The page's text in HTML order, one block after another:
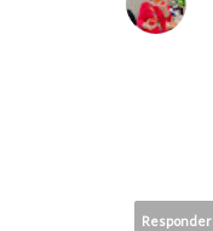
Responder